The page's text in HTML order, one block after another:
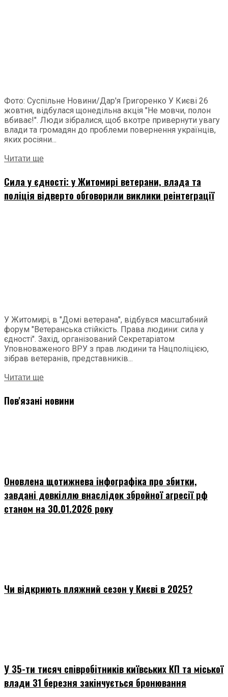
Фото: Суспільне Новини/Дар'я Григоренко У Києві 26
жовтня, відбулася щонедільна акція "Не мовчи, полон
вбиває!". Люди зібралися, щоб вкотре привернути увагу
влади та громадян до проблеми повернення українців,
яких росіяни...
Читати ще
Сила у єдності: у Житомирі ветерани, влада та
поліція відверто обговорили виклики реінтеграції
У Житомирі, в "Домі ветерана", відбувся масштабний
форум "Ветеранська стійкість. Права людини: сила у
єдності". Захід, організований Секретаріатом
Уповноваженого ВРУ з прав людини та Нацполіцією,
зібрав ветеранів, представників...
Читати ще
Пов'язані новини
Оновлена щотижнева інфографіка про збитки,
завдані довкіллю внаслідок збройної агресії рф
станом на 30.01.2026 року
Чи відкриють пляжний сезон у Києві в 2025?
У 35-ти тисяч співробітників київських КП та міської
влади 31 березня закінчується бронювання